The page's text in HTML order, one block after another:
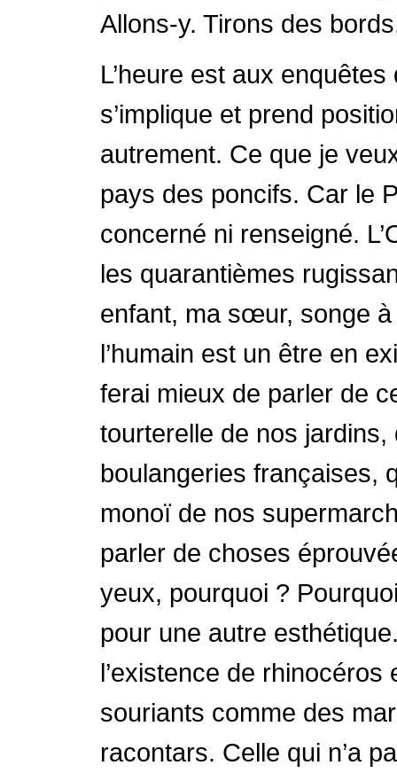
Allons-y. Tirons des
L’heure est aux
s’implique et prend
autrement. Ce que je
pays des poncifs. Car le
concerné ni renseigné.
les quarantièmes
enfant, ma sœur, songe à
l’humain est un être en
ferai mieux de parler de
tourterelle de nos jardins,
boulangeries françaises,
monoï de nos
parler de choses
yeux, pourquoi ?
pour une autre
l’existence de
souriants comme des
racontars. Celle qui n’a